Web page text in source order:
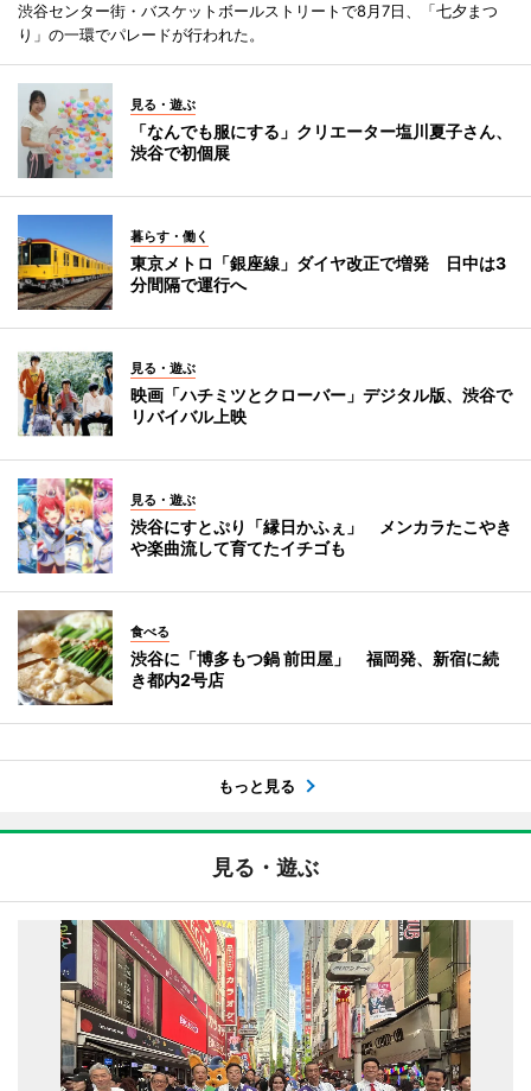
渋谷センター街・バスケットボールストリートで8月7日、「七夕まつ
り」の一環でパレードが行われた。
見る・遊ぶ
「なんでも服にする」クリエーター塩川夏子さん、
渋谷で初個展
暮らす・働く
東京メトロ「銀座線」ダイヤ改正で増発 日中は3
分間隔で運行へ
見る・遊ぶ
映画「ハチミツとクローバー」デジタル版、渋谷で
リバイバル上映
見る・遊ぶ
渋谷にすとぷり「縁日かふぇ」 メンカラたこやき
や楽曲流して育てたイチゴも
食べる
渋谷に「博多もつ鍋 前田屋」 福岡発、新宿に続
き都内2号店
もっと見る
見る・遊ぶ